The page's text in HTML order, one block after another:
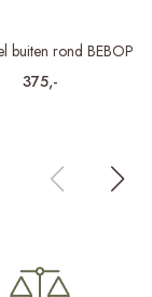
buiten rond BEBOP
375,-